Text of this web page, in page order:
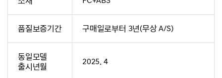
품질보증기간 구매일로부터 3년(무상 A/S)
동일모델
출시년월
2025. 4